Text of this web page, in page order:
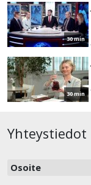
30 min
30 min
Yhteystiedot
Osoite